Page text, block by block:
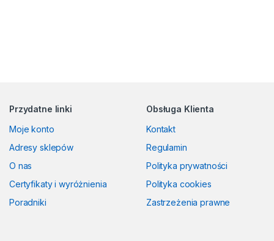
Przydatne linki
Moje konto
Adresy sklepów
O nas
Certyfikaty i wyróżnienia
Poradniki
Obsługa Klienta
Kontakt
Regulamin
Polityka prywatności
Polityka cookies
Zastrzeżenia prawne